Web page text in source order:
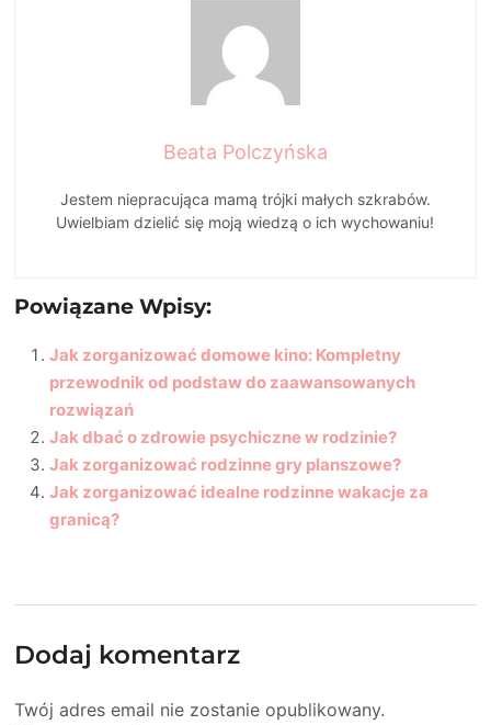
Beata Polczyńska
Jestem niepracująca mamą trójki małych szkrabów.
Uwielbiam dzielić się moją wiedzą o ich wychowaniu!
Powiązane Wpisy:
Jak zorganizować domowe kino: Kompletny
przewodnik od podstaw do zaawansowanych
rozwiązań
Jak dbać o zdrowie psychiczne w rodzinie?
Jak zorganizować rodzinne gry planszowe?
Jak zorganizować idealne rodzinne wakacje za
granicą?
Dodaj komentarz
Twój adres email nie zostanie opublikowany.